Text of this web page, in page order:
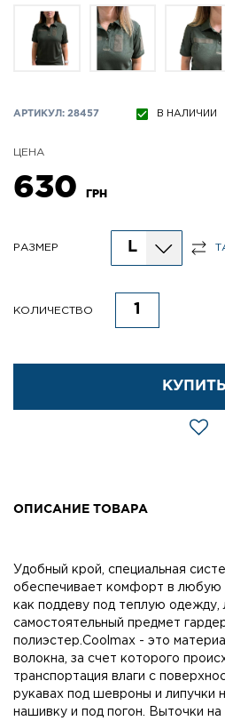
АРТИКУЛ: 28457 В НАЛИЧИИ
ЦЕНА
630 ГРН
РАЗМЕР L
КОЛИЧЕСТВО
КУПИТЬ
ОПИСАНИЕ ТОВАРА
Удобный крой, специальная
обеспечивает комфорт в любую
как поддеву под теплую одежду,
самостоятельный предмет
полиэстер.Coolmax - это
волокна, за счет которого
транспортация влаги с
рукавах под шевроны и липучки
нашивку и под погон. Выточки